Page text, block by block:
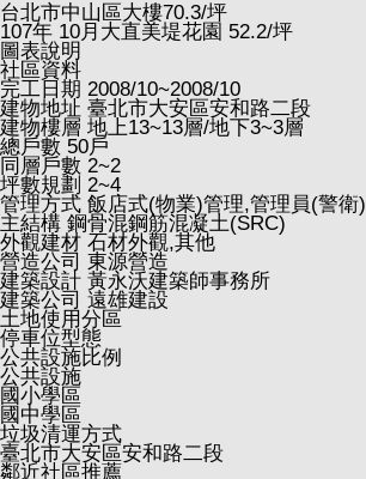
台北市中山區大樓70.3/坪
107年 10月大直美堤花園 52.2/坪
圖表說明
社區資料
完工日期 2008/10~2008/10
建物地址 臺北市大安區安和路二段
建物樓層 地上13~13層/地下3~3層
總戶數 50戶
同層戶數 2~2
坪數規劃 2~4
管理方式 飯店式(物業)管理,管理員(警衛)
主結構 鋼骨混鋼筋混凝土(SRC)
外觀建材 石材外觀,其他
營造公司 東源營造
建築設計 黃永沃建築師事務所
建築公司 遠雄建設
土地使用分區
停車位型態
公共設施比例
公共設施
國小學區
國中學區
垃圾清運方式
臺北市大安區安和路二段
鄰近社區推薦